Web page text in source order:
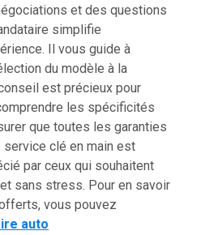
et des questions
simplifie
Il vous guide à
du modèle à la
est précieux pour
les spécificités
que toutes les garanties
clé en main est
par ceux qui souhaitent
sans stress. Pour en savoir
vous pouvez
auto